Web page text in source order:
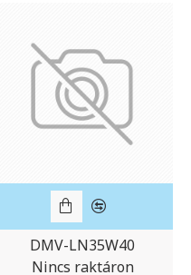
DMV-LN35W40
Nincs raktáron